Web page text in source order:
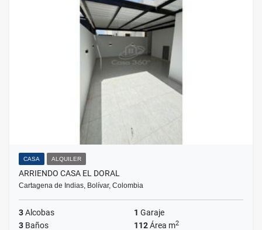
CASA ALQUILER
ARRIENDO CASA EL DORAL
Cartagena de Indias, Bolívar, Colombia
3Alcobas 1 Garaje
3 Baños 112Área m2